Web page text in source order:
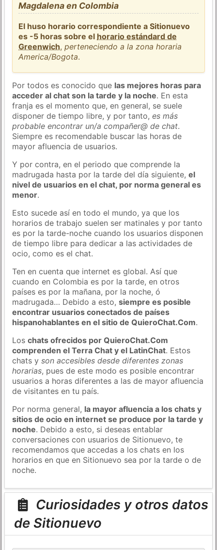
Magdalena en Colombia
El huso horario correspondiente a Sitionuevo
es -5 horas sobre el horario estándard de
Greenwich,perteneciendo a la zona horaria
America/Bogota.
Por todos es conocido que las mejores horas para
acceder al chat son la tarde y la noche. En esta
franja es el momento que, en general, se suele
disponer de tiempo libre, y por tanto,es más
probable encontrar un/a compañer@ de chat.
Siempre es recomendable buscar las horas de
mayor afluencia de usuarios.
Y por contra, en el periodo que comprende la
madrugada hasta por la tarde del día siguiente,el
nivel de usuarios en el chat, por norma general es
menor.
Esto sucede así en todo el mundo, ya que los
horarios de trabajo suelen ser matinales y por tanto
es por la tarde-noche cuando los usuarios disponen
de tiempo libre para dedicar a las actividades de
ocio, como es el chat.
Ten en cuenta que internet es global. Así que
cuando en Colombia es por la tarde, en otros
países es por la mañana, por la noche, ó
madrugada… Debido a esto,siempre es posible
encontrar usuarios conectados de países
hispanohablantes en el sitio de QuieroChat.Com.
Loschats ofrecidos por QuieroChat.Com
comprenden el Terra Chat y el LatinChat. Estos
chats yson accesibles desde diferentes zonas
horarias, pues de este modo es posible encontrar
usuarios a horas diferentes a las de mayor afluencia
de visitantes en tu país.
Por norma general, la mayor afluencia a los chats y
sitios de ocio en internet se produce por la tarde y
noche. Debido a esto, si deseas entablar
conversaciones con usuarios de Sitionuevo, te
recomendamos que accedas a los chats en los
horarios en que en Sitionuevo sea por la tarde o de
noche.
Curiosidades y otros datos
de Sitionuevo